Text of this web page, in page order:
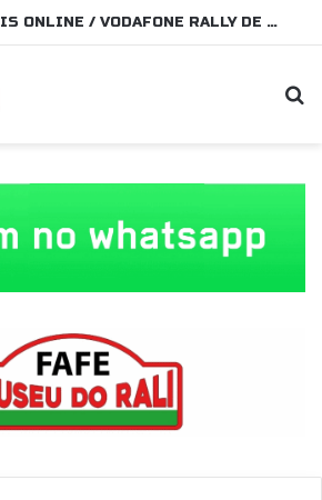
MAGAZINE RALIS ONLINE / VODAFONE RALLY DE PORTUGAL 2026